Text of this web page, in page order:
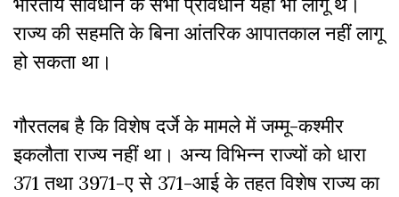
राज्य की सहमति के बिना आंतरिक आपातकाल नहीं लागू
हो सकता था।
गौरतलब है कि विशेष दर्जे के मामले में जम्मू-कश्मीर
इकलौता राज्य नहीं था। अन्य विभिन्न राज्यों को धारा
371 तथा 3971-ए से 371-आई के तहत विशेष राज्य का